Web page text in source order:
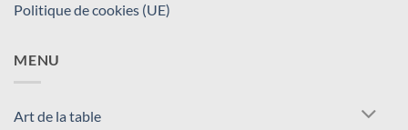
Politique de cookies (UE)
MENU
Art de la table